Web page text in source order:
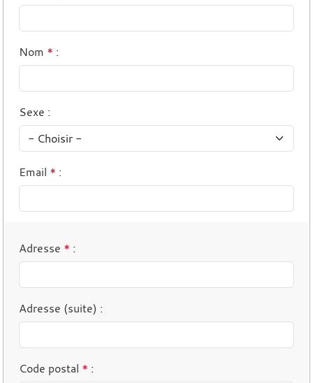
Nom * :
Sexe :
Email * :
Adresse * :
Adresse (suite) :
Code postal * :